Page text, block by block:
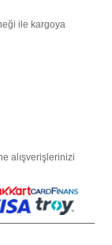
ile kargoya
alışverişlerinizi